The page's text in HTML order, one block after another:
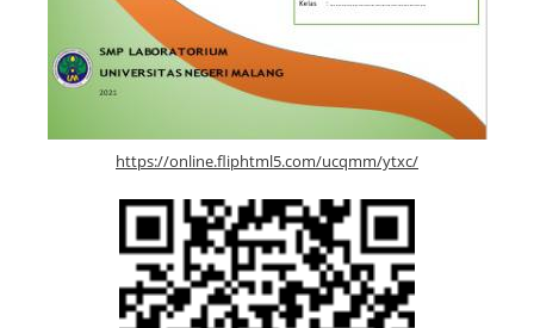
https://online.fliphtml5.com/ucqmm/ytxc/